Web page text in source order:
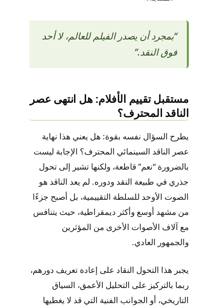
“بمجرد أن يصدر الفيلم للعالم، لا أحد
فوق النقد.”
مستقبل تقييم الأفلام: هل انتهى عصر
الناقد المحترف؟
يطرح السؤال نفسه بقوة: هل يعني هذا نهاية
عصر الناقد السينمائي المحترف؟ الإجابة ليست
بالضرورة “نعم” قاطعة، ولكنها تشير إلى تحول
جذري في طبيعة النقد ودوره. لم يعد الناقد هو
الصوت الأوحد للسلطة التقييمية، بل أصبح جزءًا
من مشهد أوسع وأكثر ديمقراطية، حيث يتنافس
مع آلاف الأصوات الأخرى من المؤثرين
والجمهور العادي.
يجبر هذا التحول النقاد على إعادة تعريف دورهم،
ربما بالتركيز على التحليل الأعمق، السياق
التاريخي، أو الجوانب الفنية التي قد لا يغطيها